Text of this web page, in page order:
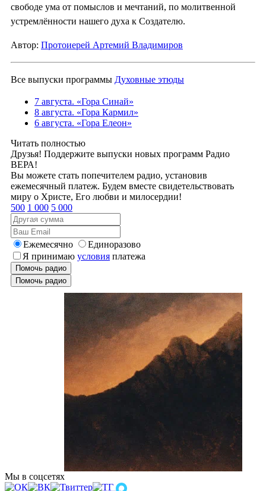
свободе ума от помыслов и мечтаний, по молитвенной
устремлённости нашего духа к Создателю.
Автор: Протоиерей Артемий Владимиров
Все выпуски программы Духовные этюды
7 августа. «Гора Синай»
8 августа. «Гора Кармил»
6 августа. «Гора Елеон»
Читать полностью
Друзья! Поддержите выпуски новых программ Радио
ВЕРА!
Вы можете стать попечителем радио, установив
ежемесячный платеж. Будем вместе свидетельствовать
миру о Христе, Его любви и милосердии!
500 1 000 5 000
Ежемесячно
Единоразово
Я принимаю условия платежа
Помочь радио
Помочь радио
Мы в соцсетях